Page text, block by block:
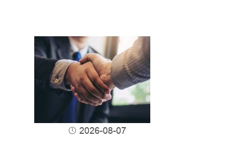
2026-08-07